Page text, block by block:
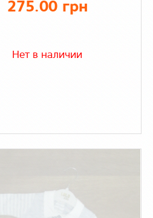
275.00 грн
Нет в наличии